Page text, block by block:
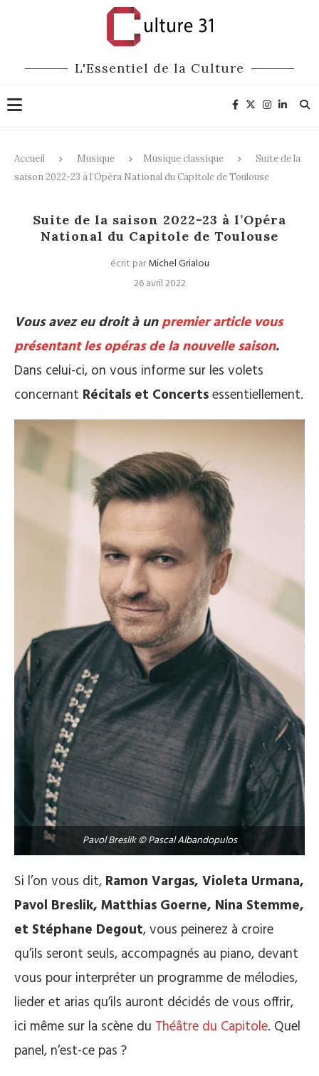
L'Essentiel de la Culture
Accueil Musique Musique classique
Suite de la
saison 2022-23 à l’Opéra National du Capitole de Toulouse
Suite de la saison 2022-23 à l’Opéra
National du Capitole de Toulouse
écrit parMichel Grialou
26 avril 2022
Vous avez eu droit à unpremier article vous
présentant les opéras de la nouvelle saison.
Dans celui-ci, on vous informe sur les volets
concernant Récitals et Concertsessentiellement.
Pavol Breslik © Pascal Albandopulos
Si l’on vous dit, Ramon Vargas, Violeta Urmana,
Pavol Breslik, Matthias Goerne, Nina Stemme,
et Stéphane Degout, vous peinerez à croire
qu’ils seront seuls, accompagnés au piano, devant
vous pour interpréter un programme de mélodies,
lieder et arias qu’ils auront décidés de vous offrir,
ici même sur la scène du Théâtre du Capitole. Quel
panel, n’est-ce pas ?